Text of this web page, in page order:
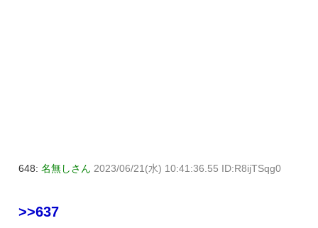
648: 名無しさん 2023/06/21(水) 10:41:36.55 ID:R8ijTSqg0
>>637